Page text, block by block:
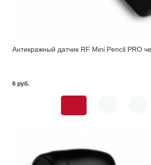
Антикражный датчик RF Mini Pencil PRO
6 pуб.